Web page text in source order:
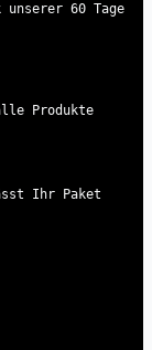
60 Tage
Produkte
Ihr Paket